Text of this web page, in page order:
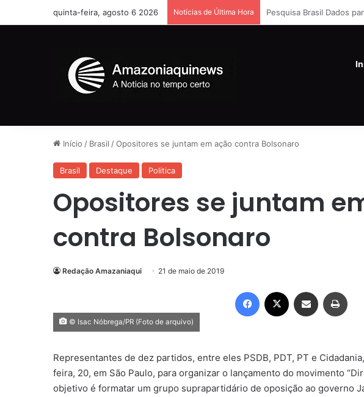
quinta-feira, agosto 6 2026 Notícias de Última Hora Aliados de Flávio
Início / Brasil /Opositores se juntam em ação contra Bolsonaro
Brasil Destaque Politica
Opositores se juntam
contra Bolsonaro
Redação Amazaniaqui 21 de maio de 2019
Facebook Compartilhar via e-mail
© Isac Nóbrega/PR (Foto de arquivo)
Representantes de dez partidos, entre eles PSDB, PDT, PT e
feira, 20, em São Paulo, para organizar o lançamento do movimento
objetivo é formatar um grupo suprapartidário de oposição ao governo